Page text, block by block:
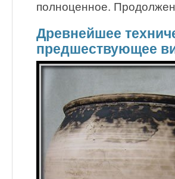
полноценное.
Древнейшее
предшествующее